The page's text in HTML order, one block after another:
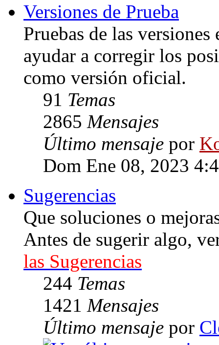
Versiones de Prueba
Pruebas de las
ayudar a corregir los
como versión oficial.
91 Temas
2865 Mensajes
Último mensaje por
Dom Ene 08, 2023
Sugerencias
Que soluciones o
Antes de sugerir algo,
las Sugerencias
244 Temas
1421 Mensajes
Último mensaje por